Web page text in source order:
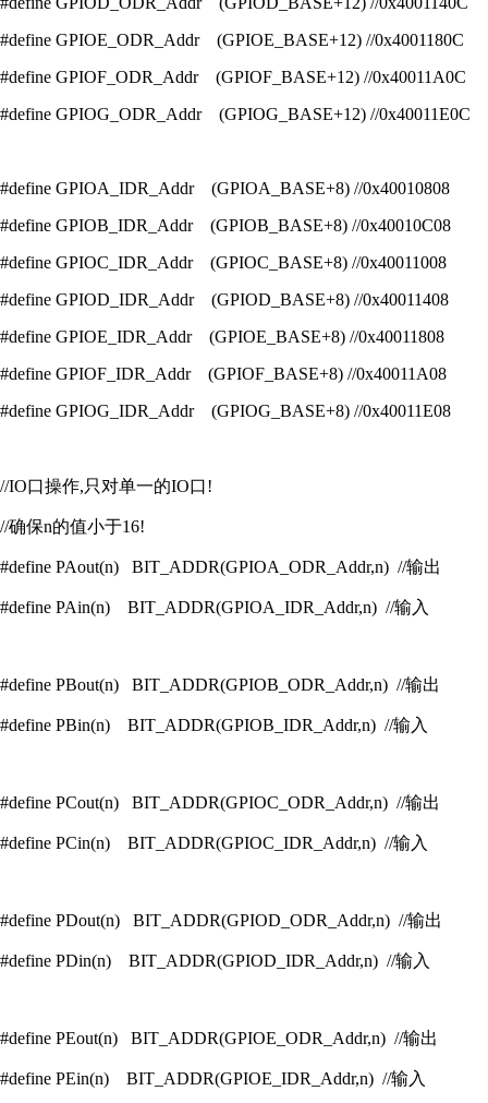
#define GPIOE_ODR_Addr (GPIOE_BASE+12) //0x4001180C
#define GPIOF_ODR_Addr (GPIOF_BASE+12) //0x40011A0C
#define GPIOG_ODR_Addr (GPIOG_BASE+12) //0x40011E0C
#define GPIOA_IDR_Addr (GPIOA_BASE+8) //0x40010808
#define GPIOB_IDR_Addr (GPIOB_BASE+8) //0x40010C08
#define GPIOC_IDR_Addr (GPIOC_BASE+8) //0x40011008
#define GPIOD_IDR_Addr (GPIOD_BASE+8) //0x40011408
#define GPIOE_IDR_Addr (GPIOE_BASE+8) //0x40011808
#define GPIOF_IDR_Addr (GPIOF_BASE+8) //0x40011A08
#define GPIOG_IDR_Addr (GPIOG_BASE+8) //0x40011E08
//IO口操作,只对单一的IO口!
//确保n的值小于16!
#define PAout(n) BIT_ADDR(GPIOA_ODR_Addr,n) //输出
#define PAin(n) BIT_ADDR(GPIOA_IDR_Addr,n) //输入
#define PBout(n) BIT_ADDR(GPIOB_ODR_Addr,n) //输出
#define PBin(n) BIT_ADDR(GPIOB_IDR_Addr,n) //输入
#define PCout(n) BIT_ADDR(GPIOC_ODR_Addr,n) //输出
#define PCin(n) BIT_ADDR(GPIOC_IDR_Addr,n) //输入
#define PDout(n) BIT_ADDR(GPIOD_ODR_Addr,n) //输出
#define PDin(n) BIT_ADDR(GPIOD_IDR_Addr,n) //输入
#define PEout(n) BIT_ADDR(GPIOE_ODR_Addr,n) //输出
#define PEin(n) BIT_ADDR(GPIOE_IDR_Addr,n) //输入